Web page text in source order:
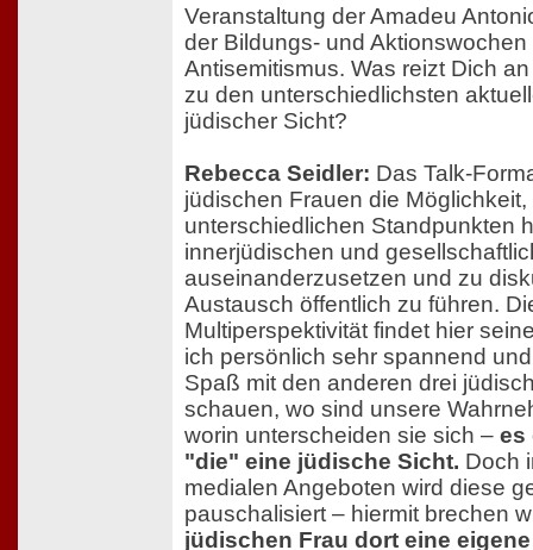
Veranstaltung der Amadeu
der Bildungs- und
Antisemitismus. Was reizt Dich
zu den unterschiedlichsten
jüdischer Sicht?
Rebecca Seidler: Das Talk-
jüdischen Frauen die
unterschiedlichen Standpunkten
innerjüdischen und
auseinanderzusetzen und zu
Austausch öffentlich zu führen.
Multiperspektivität findet hier
ich persönlich sehr spannend
Spaß mit den anderen drei
schauen, wo sind unsere
worin unterscheiden sie sich – es
"die" eine jüdische Sicht. Doch
medialen Angeboten wird diese
pauschalisiert – hiermit brechen
jüdischen Frau dort eine eigene